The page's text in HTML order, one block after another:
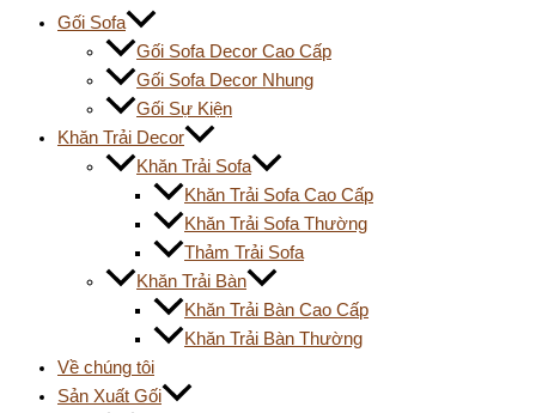
Gối Sofa
Gối Sofa Decor Cao Cấp
Gối Sofa Decor Nhung
Gối Sự Kiện
Khăn Trải Decor
Khăn Trải Sofa
Khăn Trải Sofa Cao Cấp
Khăn Trải Sofa Thường
Thảm Trải Sofa
Khăn Trải Bàn
Khăn Trải Bàn Cao Cấp
Khăn Trải Bàn Thường
Về chúng tôi
Sản Xuất Gối